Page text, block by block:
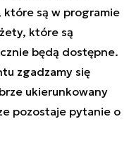
które są w programie
które są
będą dostępne.
zgadzamy się
ukierunkowany
pozostaje pytanie o